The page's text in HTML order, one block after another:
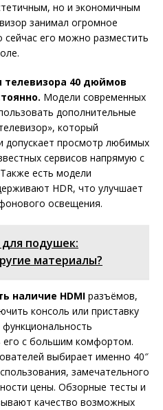
но и экономичным
занимал огромное
сейчас его можно разместить
телевизора 40 дюймов
Модели современных
дополнительные
который
допускает просмотр любимых
сервисов напрямую с
есть модели
HDR, что улучшает
освещения.
подушек:
материалы?
наличие HDMI разъёмов,
консоль или приставку
его с большим комфортом.
выбирает именно 40″
замечательного
цены. Обзорные тесты и
качество возможных